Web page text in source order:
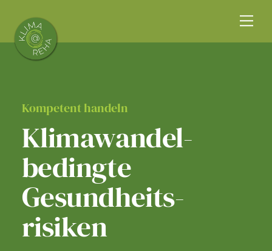
content
Kompetent handeln
Klimawandel­
bedingte
Gesundheits­
risiken